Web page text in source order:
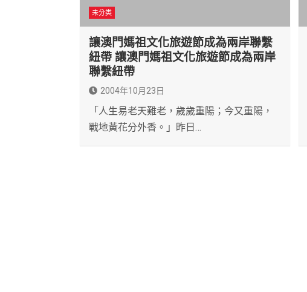
未分类
讓澳門媽祖文化旅遊節成為兩岸聯繫
紐帶 讓澳門媽祖文化旅遊節成為兩岸
聯繫紐帶
2004年10月23日
「人生易老天難老，歲歲重陽；今又重陽，
戰地黃花分外香。」昨日…